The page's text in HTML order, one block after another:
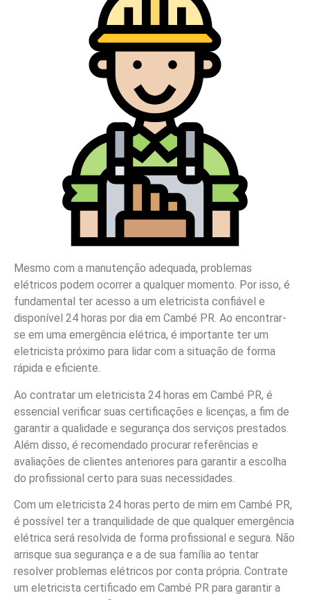
Mesmo com a manutenção adequada, problemas
elétricos podem ocorrer a qualquer momento. Por isso, é
fundamental ter acesso a um eletricista confiável e
disponível 24 horas por dia em Cambé PR. Ao encontrar-
se em uma emergência elétrica, é importante ter um
eletricista próximo para lidar com a situação de forma
rápida e eficiente.
Ao contratar um eletricista 24 horas em Cambé PR, é
essencial verificar suas certificações e licenças, a fim de
garantir a qualidade e segurança dos serviços prestados.
Além disso, é recomendado procurar referências e
avaliações de clientes anteriores para garantir a escolha
do profissional certo para suas necessidades.
Com um eletricista 24 horas perto de mim em Cambé PR,
é possível ter a tranquilidade de que qualquer emergência
elétrica será resolvida de forma profissional e segura. Não
arrisque sua segurança e a de sua família ao tentar
resolver problemas elétricos por conta própria. Contrate
um eletricista certificado em Cambé PR para garantir a